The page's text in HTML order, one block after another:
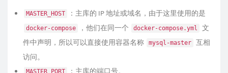
MASTER_HOST ：主库的 IP 地址或域名，由于这里使用的是
docker-compose ，他们在同一个 docker-compose.yml
文
件中声明，所以可以直接使用容器名称
mysql-master
互相
访问。
MASTER_PORT ：主库的端口号。